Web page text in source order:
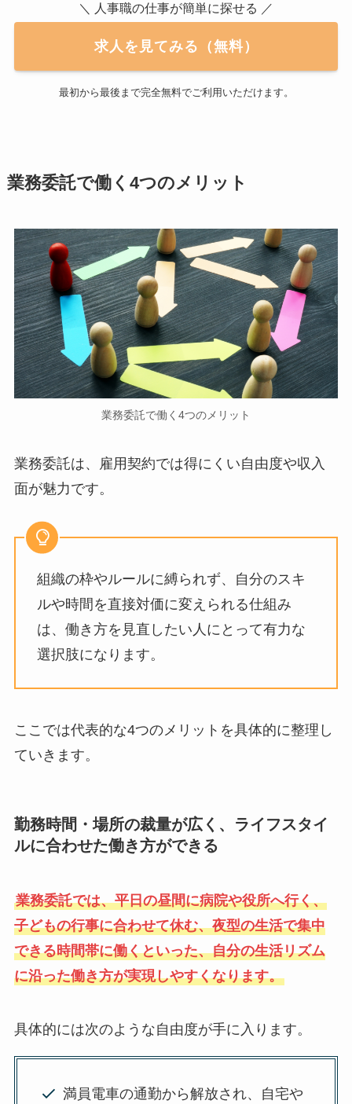
＼ 人事職の仕事が簡単に探せる ／
求人を見てみる（無料）
最初から最後まで完全無料でご利用いただけます。
業務委託で働く4つのメリット
業務委託で働く4つのメリット
業務委託は、雇用契約では得にくい自由度や収入
面が魅力です。
組織の枠やルールに縛られず、自分のスキ
ルや時間を直接対価に変えられる仕組み
は、働き方を見直したい人にとって有力な
選択肢になります。
ここでは代表的な4つのメリットを具体的に整理し
ていきます。
勤務時間・場所の裁量が広く、ライフスタイ
ルに合わせた働き方ができる
業務委託では、平日の昼間に病院や役所へ行く、
子どもの行事に合わせて休む、夜型の生活で集中
できる時間帯に働くといった、自分の生活リズム
に沿った働き方が実現しやすくなります。
具体的には次のような自由度が手に入ります。
満員電車の通勤から解放され、自宅や